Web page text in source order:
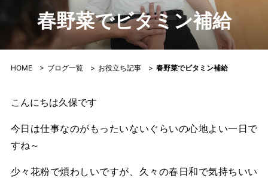
春野菜でビタミン補給
HOME> ブログ一覧> お役立ち記事> 春野菜でビタミン補給
こんにちは久保です
今日は仕事なのがもったいないぐらいの心地よい一日で
すね～
少々花粉で煩わしいですが、久々の春日和で気持ちいい